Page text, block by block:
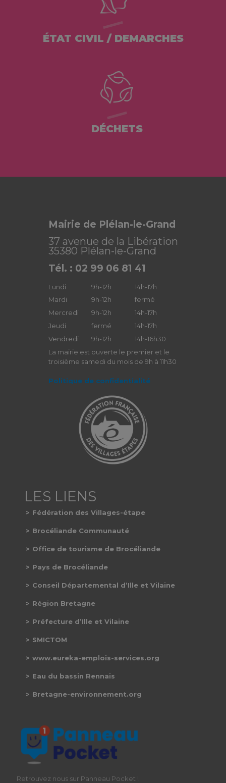
ÉTAT CIVIL / DEMARCHES
DÉCHETS
Mairie de Plélan-le-Grand
37 avenue de la Libération
35380 Plélan-le-Grand
Tél. : 02 99 06 81 41
Lundi 9h-12h
14h-17h
Mardi
9h-12h
fermé
Mercredi
9h-12h
14h-17h
Jeudi
fermé
14h-17h
Vendredi
9h-12h
14h-16h30
La mairie est ouverte le premier et le
troisième samedi du mois de 9h à 11h30
Politique de confidentialité
Fédération des Villages-étape
Brocéliande Communauté
Office de tourisme de Brocéliande
Pays de Brocéliande
Conseil Départemental d’Ille et Vilaine
Région Bretagne
Préfecture d’Ille et Vilaine
SMICTOM
www.eureka-emplois-services.org
Eau du bassin Rennais
Bretagne-environnement.org
Retrouvez nous sur Panneau Pocket !